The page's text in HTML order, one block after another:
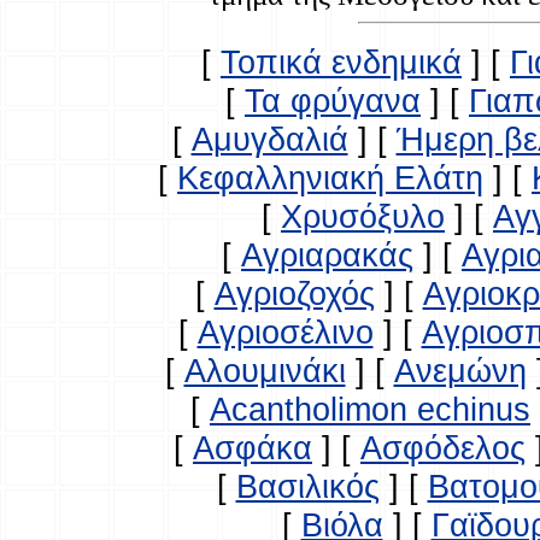
[ Τοπικά ενδημικά ] [
[ Τα φρύγανα ] [
[ Αμυγδαλιά ] [Ήμερη
[ Κεφαλληνιακή Ελάτη ] [
[ Χρυσόξυλο ] [
[ Αγριαρακάς ] [
[ Αγριοζοχός ] [
[ Αγριοσέλινο ] [
[ Αλουμινάκι ] [ Ανεμώνη
[ Acantholimon echinus
[ Ασφάκα ] [ Ασφόδελος
[ Βασιλικός ] [
[ Βιόλα ] [